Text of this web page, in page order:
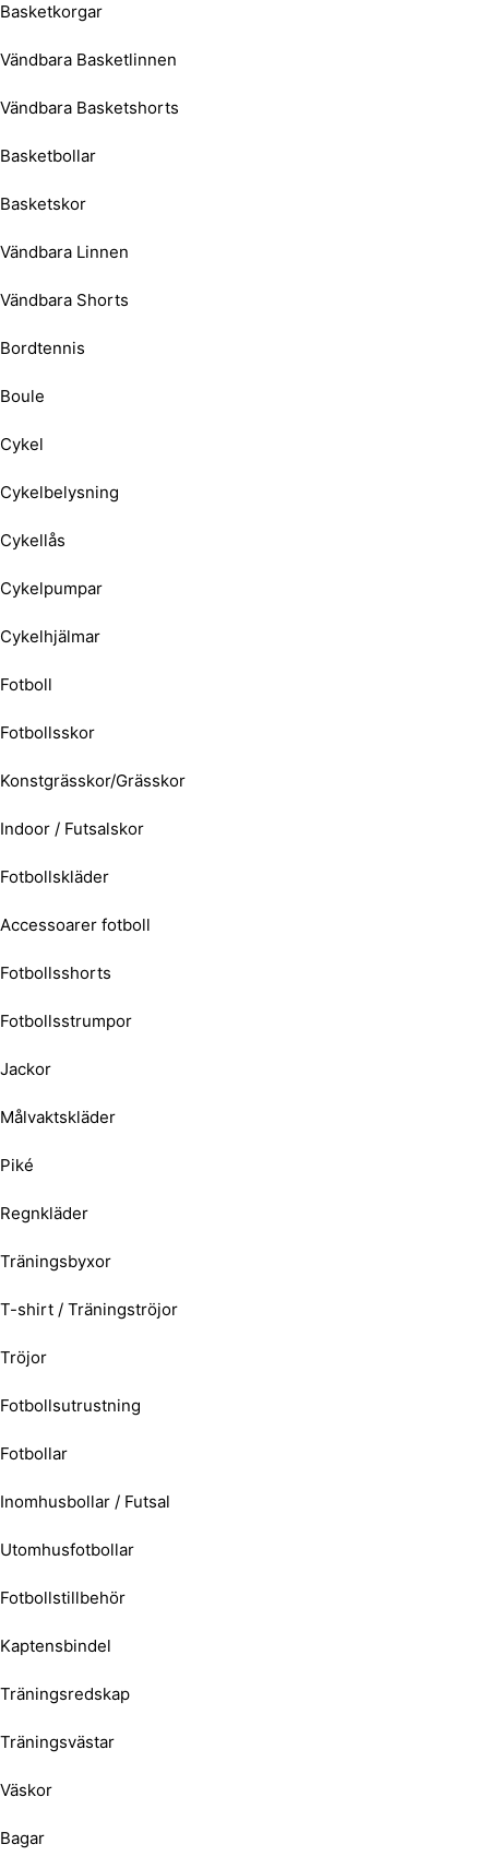
Basketkorgar
Vändbara Basketlinnen
Vändbara Basketshorts
Basketbollar
Basketskor
Vändbara Linnen
Vändbara Shorts
Bordtennis
Boule
Cykel
Cykelbelysning
Cykellås
Cykelpumpar
Cykelhjälmar
Fotboll
Fotbollsskor
Konstgrässkor/Grässkor
Indoor / Futsalskor
Fotbollskläder
Accessoarer fotboll
Fotbollsshorts
Fotbollsstrumpor
Jackor
Målvaktskläder
Piké
Regnkläder
Träningsbyxor
T-shirt / Träningströjor
Tröjor
Fotbollsutrustning
Fotbollar
Inomhusbollar / Futsal
Utomhusfotbollar
Fotbollstillbehör
Kaptensbindel
Träningsredskap
Träningsvästar
Väskor
Bagar